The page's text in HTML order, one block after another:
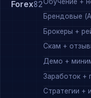
Forex82
Брендовые
Брокеры +
Скам +
Демо +
Заработок +
Стратегии +